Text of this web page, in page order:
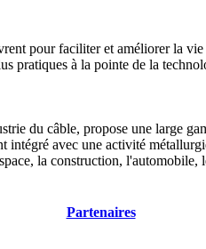
pour faciliter et améliorer la
pratiques à la pointe de la
du câble, propose une large
avec une activité
la construction,
Partenaires